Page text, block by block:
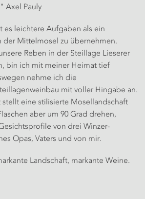
Axel Pauly
es leichtere Aufgaben als ein
der Mittelmosel zu übernehmen.
Reben in der Steillage Lieserer
bin ich mit meiner Heimat tief
nehme ich die
mit voller Hingabe an.
stellt eine stilisierte Mosellandschaft
aber um 90 Grad drehen,
von drei Winzer-
Opas, Vaters und von mir.
Landschaft, markante Weine.